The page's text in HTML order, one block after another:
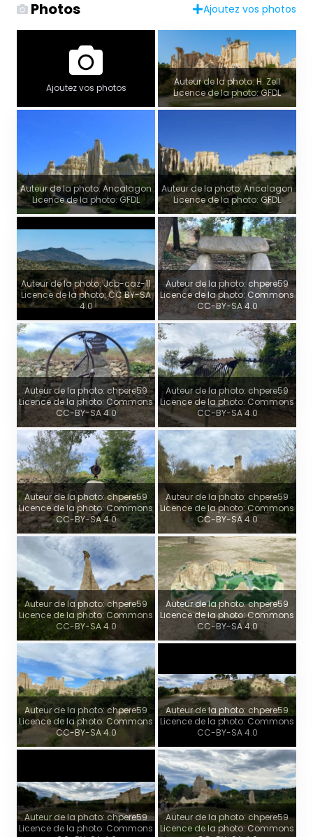
Photos Ajoutez vos photos
Ajoutez vos photos
Auteur de la photo: H. Zell
Licence de la photo: GFDL
Auteur de la photo: Ancalagon
Licence de la photo: GFDL
Auteur de la photo: Ancalagon
Licence de la photo: GFDL
Auteur de la photo: Jcb-caz-11
Licence de la photo: CC BY-SA
4.0
Auteur de la photo: chpere59
Licence de la photo: Commons
CC-BY-SA 4.0
Auteur de la photo: chpere59
Licence de la photo: Commons
CC-BY-SA 4.0
Auteur de la photo: chpere59
Licence de la photo: Commons
CC-BY-SA 4.0
Auteur de la photo: chpere59
Licence de la photo: Commons
CC-BY-SA 4.0
Auteur de la photo: chpere59
Licence de la photo: Commons
CC-BY-SA 4.0
Auteur de la photo: chpere59
Licence de la photo: Commons
CC-BY-SA 4.0
Auteur de la photo: chpere59
Licence de la photo: Commons
CC-BY-SA 4.0
Auteur de la photo: chpere59
Licence de la photo: Commons
CC-BY-SA 4.0
Auteur de la photo: chpere59
Licence de la photo: Commons
CC-BY-SA 4.0
Auteur de la photo: chpere59
Licence de la photo: Commons
Auteur de la photo: chpere59
Licence de la photo: Commons